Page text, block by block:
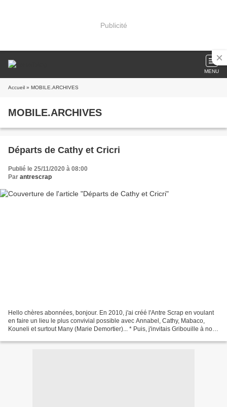
Publicité
MENU
Accueil » MOBILE.ARCHIVES
MOBILE.ARCHIVES
Départs de Cathy et Cricri
Publié le 25/11/2020 à 08:00
Par antrescrap
Hello chères abonnées, bonjour. En 2010, j'ai créé l'Antre Scrap en voulant
en faire un lieu le plus convivial possible avec Annabel, Cathy, Mabaco,
Kouneli et surtout Many (Marie Demortier)... * Puis, j'invitais Gribouille à nous